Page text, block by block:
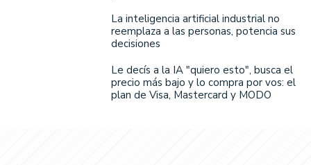
La inteligencia artificial industrial no
reemplaza a las personas, potencia sus
decisiones
Le decís a la IA "quiero esto", busca el
precio más bajo y lo compra por vos: el
plan de Visa, Mastercard y MODO